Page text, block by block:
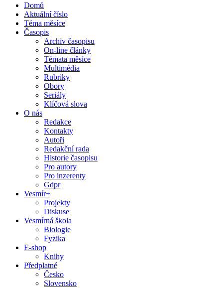
Domů
Aktuální číslo
Téma měsíce
Časopis
Archiv časopisu
On-line články
Témata měsíce
Multimédia
Rubriky
Obory
Seriály
Klíčová slova
O nás
Redakce
Kontakty
Autoři
Redakční rada
Historie časopisu
Pro autory
Pro inzerenty
Gdpr
Vesmír+
Projekty
Diskuse
Vesmírná škola
Biologie
Fyzika
E-shop
Knihy
Předplatné
Česko
Slovensko